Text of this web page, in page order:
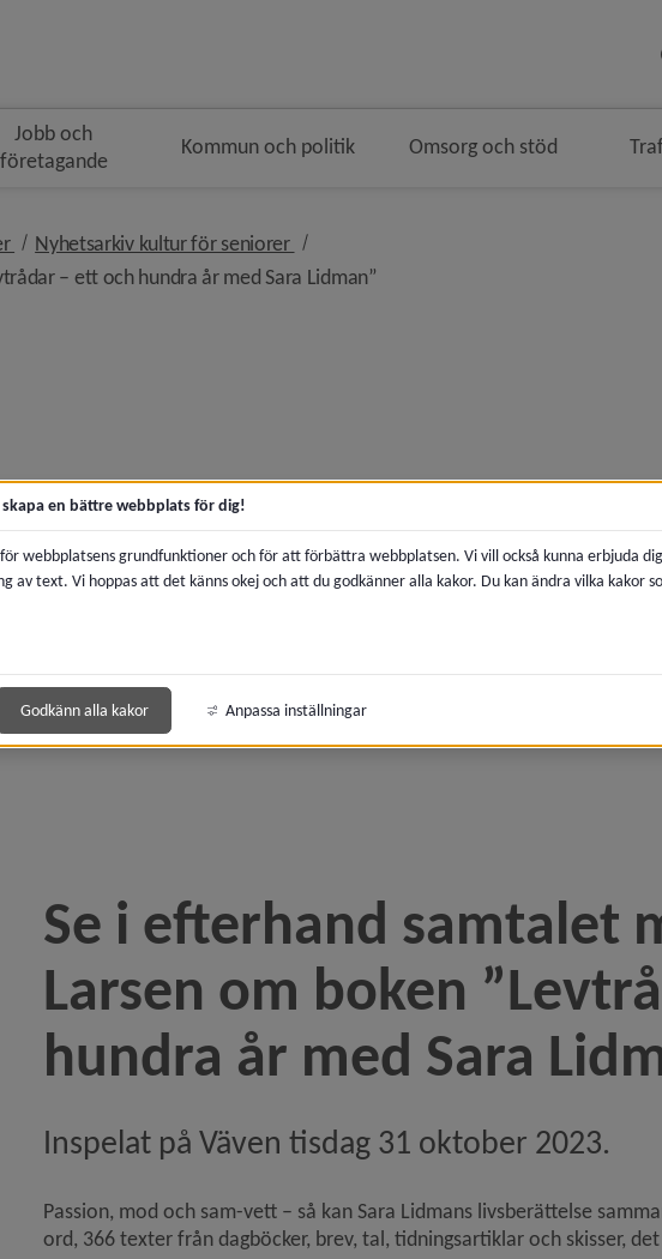
Jobb och
företagande
Kommun och politik Omsorg och stöd
nivå i brödsmulenavigeringen
Nyhetsarkiv kultur för seniorer nivå i brödsmulenavigeringen
– ett och hundra år med Sara Lidman”
visning)
Sävenäs och jungman Larsson)
rike)
täckmantel i trollfabriken)
Sommar, semester och soliga dagar)
Om Tyrrani)
till livskvalitet)
i efterhand samtalet med Harald Larsen om boken ”Levtrådar –
Rosa Liksom)
i efterhand: Fredrik Elgh föreläser om konstnären Ingvar
Se i efterhand samtalet
Larsen om boken
hundra år med Sara
Inspelat på Väven tisdag 31 oktober 2023.
Passion, mod och sam-vett – så kan Sara Lidmans livsberättelse
ord, 366 texter från dagböcker, brev, tal, tidningsartiklar och skisser,
en bättre webbplats för dig!
för webbplatsens grundfunktioner och för att förbättra webbplatsen. Vi vill också kunna erbjuda
av text. Vi hoppas att det känns okej och att du godkänner alla kakor. Du kan ändra vilka kakor
Godkänn alla kakor Anpassa inställningar